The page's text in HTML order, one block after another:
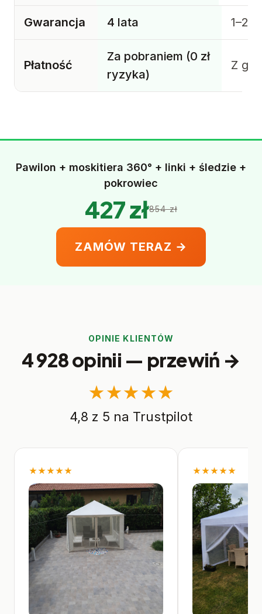
Gwarancja 4 lata 1–2
Płatność
Za pobraniem (0 zł
ryzyka)
Z
Pawilon + moskitiera 360° + linki + śledzie +
pokrowiec
427 zł854 zł
ZAMÓW TERAZ →
OPINIE KLIENTÓW
4 928 opinii — przewiń →
★★★★★
4,8 z 5 na Trustpilot
★★★★★ ★★★★★